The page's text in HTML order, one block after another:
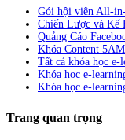
Gói hội viên All-
Chiến Lược và Kế
Quảng Cáo
Khóa Content
Tất cả khóa học e-
Khóa học e-
Khóa học e-
Trang quan trọng